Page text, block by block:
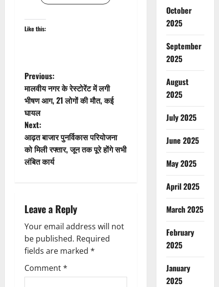
Like this:
P
o
s
t
n
v
i
g
a
Previous:
मालवीय नगर के रेस्टोरेंट में लगी
भीषण आग, 21 लोगों की मौत, कई
घायल
Next:
आढ़त बाजार पुनर्विकास परियोजना
को मिली रफ्तार, जून तक पूरे होंगे सभी
लंबित कार्य
Leave a Reply
Your email address will not
be published. Required
fields are marked *
Comment*
October
2025
September
2025
August
2025
July 2025
June 2025
May 2025
April 2025
March 2025
February
2025
January
2025